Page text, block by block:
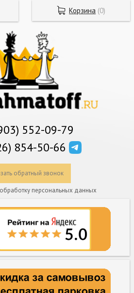
552-09-79
854-50-66
обратный звонок
персональных данных
Корзина (0)